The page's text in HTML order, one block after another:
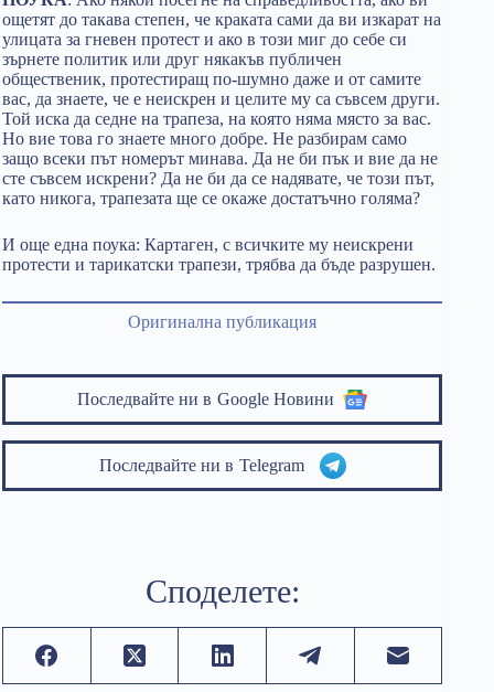
ощетят до такава степен, че краката сами да ви изкарат на
улицата за гневен протест и ако в този миг до себе си
зърнете политик или друг някакъв публичен
общественик, протестиращ по-шумно даже и от самите
вас, да знаете, че е неискрен и целите му са съвсем други.
Той иска да седне на трапеза, на която няма място за вас.
Но вие това го знаете много добре. Не разбирам само
защо всеки път номерът минава. Да не би пък и вие да не
сте съвсем искрени? Да не би да се надявате, че този път,
като никога, трапезата ще се окаже достатъчно голяма?
И още една поука: Картаген, с всичките му неискрени
протести и тарикатски трапези, трябва да бъде разрушен.
Оригинална публикация
Последвайте ни в Google Новини
Последвайте ни в Telegram
Споделете: